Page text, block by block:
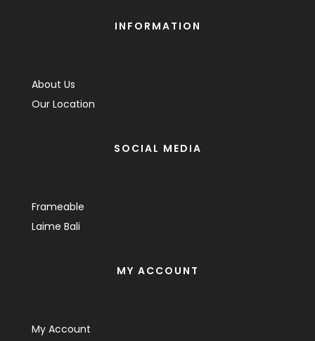
INFORMATION
About Us
Our Location
SOCIAL MEDIA
Frameable
Laime Bali
MY ACCOUNT
My Account